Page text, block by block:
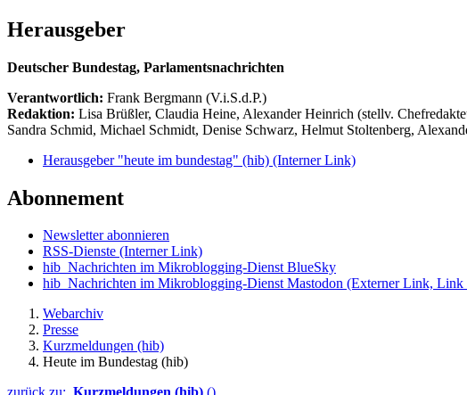
Herausgeber
Deutscher Bundestag, Parlamentsnachrichten
Verantwortlich: Frank Bergmann (V.i.S.d.P.)
Redaktion: Lisa Brüßler, Claudia Heine, Alexander Heinrich (stellv.
Sandra Schmid, Michael Schmidt, Denise Schwarz, Helmut Stoltenberg,
Herausgeber "heute im bundestag" (hib) (Interner Link)
Abonnement
Newsletter abonnieren
RSS-Dienste (Interner Link)
hib_Nachrichten im Mikroblogging-Dienst BlueSky
hib_Nachrichten im Mikroblogging-Dienst Mastodon (Externer Link, Link
Webarchiv
Presse
Kurzmeldungen (hib)
Heute im Bundestag (hib)